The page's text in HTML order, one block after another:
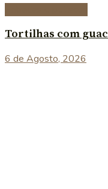
Tortilhas com
6 de Agosto, 2026